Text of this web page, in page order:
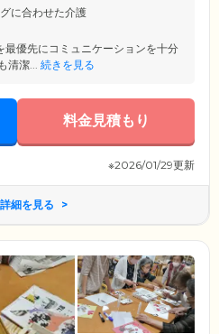
に合わせた介護
優先にコミュニケーションを十分
清潔... 続きを見る
料金見積もり
※2026/01/29更新
細を見る